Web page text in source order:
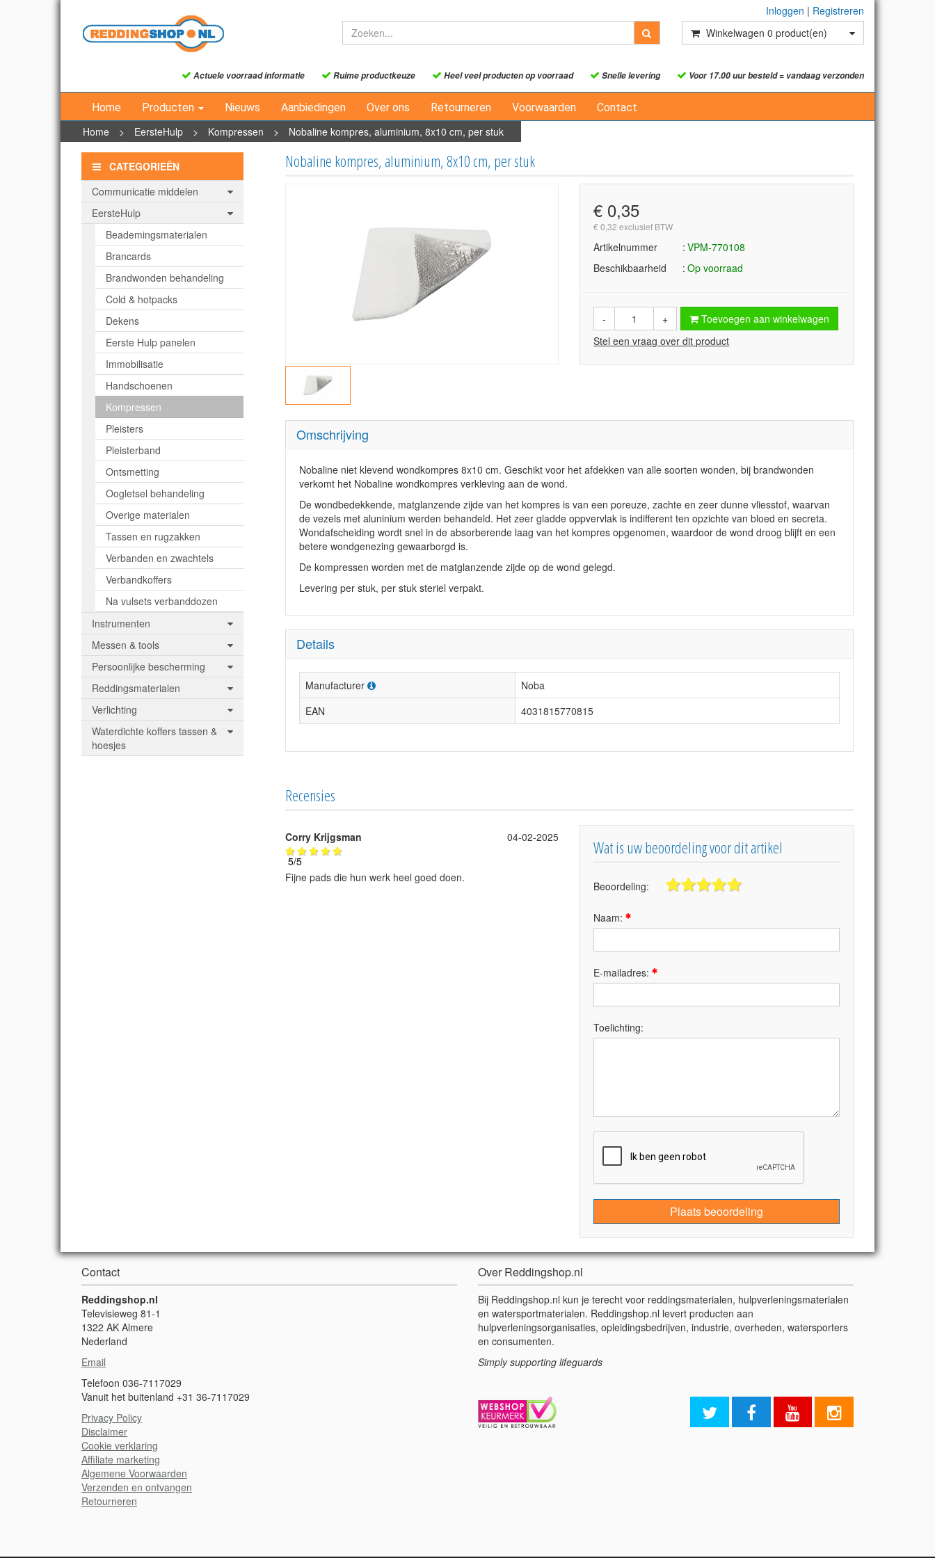
Inloggen | Registreren
Winkelwagen 0 product(en)
Actuele voorraad informatie Ruime productkeuze Heel veel producten op voorraad Snelle levering Voor 17.00 uur besteld = vandaag verzonden
Home Producten Nieuws Aanbiedingen Over ons Retourneren Voorwaarden Contact
Home > EersteHulp > Kompressen > Nobaline kompres, aluminium, 8x10 cm, per stuk
CATEGORIEËN
Communicatie middelen
EersteHulp
Beademingsmaterialen
Brancards
Brandwonden behandeling
Cold & hotpacks
Dekens
Eerste Hulp panelen
Immobilisatie
Handschoenen
Kompressen
Pleisters
Pleisterband
Ontsmetting
Oogletsel behandeling
Overige materialen
Tassen en rugzakken
Verbanden en zwachtels
Verbandkoffers
Na vulsets verbanddozen
Instrumenten
Messen & tools
Persoonlijke bescherming
Reddingsmaterialen
Verlichting
Waterdichte koffers tassen &
hoesjes
Nobaline kompres, aluminium, 8x10 cm, per stuk
€ 0,35
€ 0,32 exclusief BTW
Artikelnummer
VPM-770108
Beschikbaarheid
Op voorraad
- +
Toevoegen aan winkelwagen
Stel een vraag over dit product
Omschrijving
Nobaline niet klevend wondkompres 8x10 cm. Geschikt voor het afdekken van alle soorten wonden, bij brandwonden
verkomt het Nobaline wondkompres verkleving aan de wond.
De wondbedekkende, matglanzende zijde van het kompres is van een poreuze, zachte en zeer dunne vliesstof, waarvan
de vezels met aluninium werden behandeld. Het zeer gladde oppvervlak is indifferent ten opzichte van bloed en secreta.
Wondafscheiding wordt snel in de absorberende laag van het kompres opgenomen, waardoor de wond droog blijft en een
betere wondgenezing gewaarborgd is.
De kompressen worden met de matglanzende zijde op de wond gelegd.
Levering per stuk, per stuk steriel verpakt.
Details
Manufacturer
Noba
EAN
4031815770815
Recensies
Corry Krijgsman
04-02-2025
5/5
Fijne pads die hun werk heel goed doen.
Wat is uw beoordeling voor dit artikel
Beoordeling:
Naam:
E-mailadres:
Toelichting:
Plaats beoordeling
Contact
Reddingshop.nl
Televisieweg 81-1
1322 AK Almere
Nederland
Email
Telefoon 036-7117029
Vanuit het buitenland +31 36-7117029
Privacy Policy
Disclaimer
Cookie verklaring
Affiliate marketing
Algemene Voorwaarden
Verzenden en ontvangen
Retourneren
Over Reddingshop.nl
Bij Reddingshop.nl kun je terecht voor reddingsmaterialen, hulpverleningsmaterialen
en watersportmaterialen. Reddingshop.nl levert producten aan
hulpverleningsorganisaties, opleidingsbedrijven, industrie, overheden, watersporters
en consumenten.
Simply supporting lifeguards